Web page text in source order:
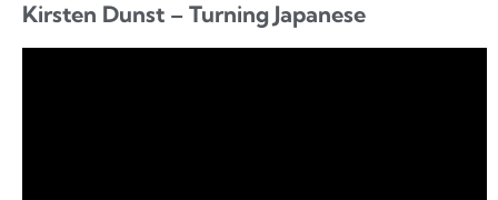
Kirsten Dunst – Turning Japanese